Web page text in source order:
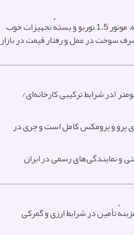
تیگو 7 گزینه‌ای است قابل‌تأمل در بازهٔ قیمتی کراس‌اوورهای شهری: امکانات و سطح ایمنیِ قابل توجه، موتور 1.5 توربو و بستهٔ تجهیزات خوب
سوخت در عمل و رفتار قیمت در بازار
مصرف منطقی: موتور 1.5 لیتری توربوشارژ معمولاً حدود 6.8–7.1 لیتر در 100 کیلومتر (در شرایط ترکیبی کارخانه‌ای/
پرو و پرومکس کامل است و چری در
گارانتی و نمایندگی‌های رسمی در ایران
تأمین در شرایط ارزی و گمرکی